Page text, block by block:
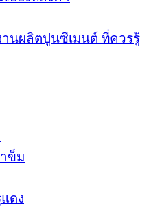
านผลิตปูนซีเมนต์ ที่ควรรู้
ข็ม
ดง